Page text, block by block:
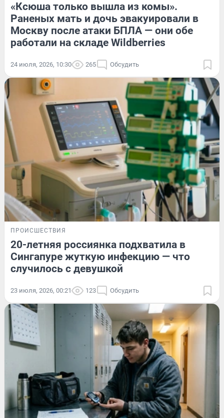
«Ксюша только вышла из комы».
Раненых мать и дочь эвакуировали в
Москву после атаки БПЛА — они обе
работали на складе Wildberries
24 июля, 2026, 10:30 265 Обсудить
ПРОИСШЕСТВИЯ
20-летняя россиянка подхватила в
Сингапуре жуткую инфекцию — что
случилось с девушкой
23 июля, 2026, 00:21 123 Обсудить